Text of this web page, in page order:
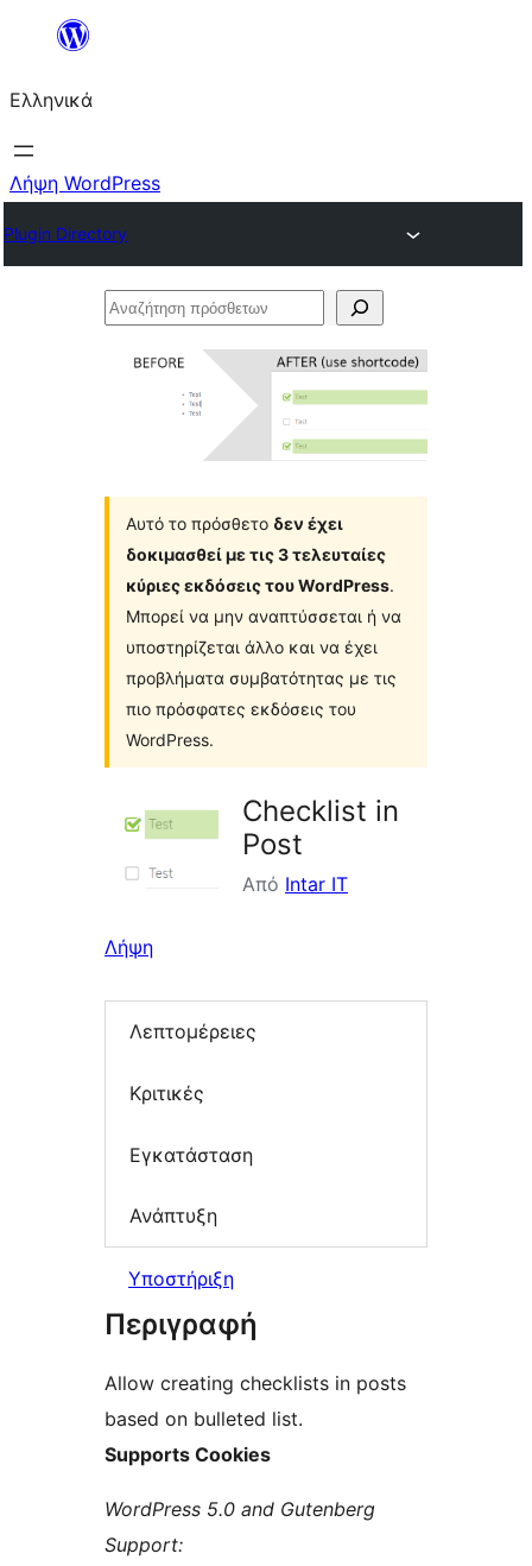
Μετάβαση
περιεχόμενο
Ελληνικά
Λήψη WordPress
Plugin Directory
Αναζήτηση
Αυτό το πρόσθετο δεν έχει
δοκιμασθεί με τις 3 τελευταίες
κύριες εκδόσεις του WordPress.
Μπορεί να μην αναπτύσσεται ή να
υποστηρίζεται άλλο και να έχει
προβλήματα συμβατότητας με τις
πιο πρόσφατες εκδόσεις του
WordPress.
Checklist in
Post
Από Intar IT
Λήψη
Λεπτομέρειες
Κριτικές
Εγκατάσταση
Ανάπτυξη
Υποστήριξη
Περιγραφή
Allow creating checklists in posts
based on bulleted list.
Supports Cookies
WordPress 5.0 and Gutenberg
Support: